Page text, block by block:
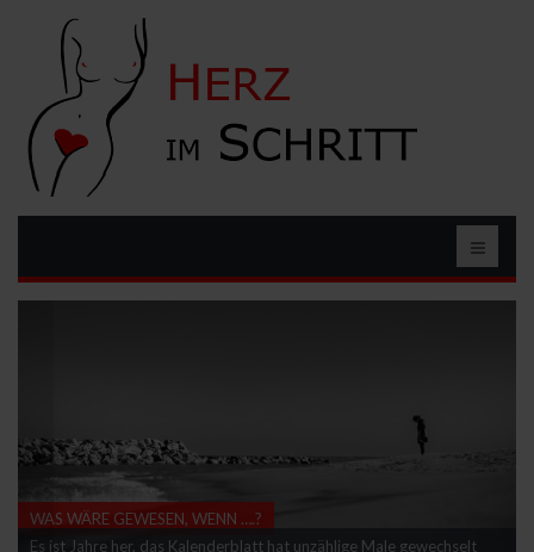
WAS WÄRE GEWESEN, WENN ….?
Es ist Jahre her, das Kalenderblatt hat unzählige Male gewechselt